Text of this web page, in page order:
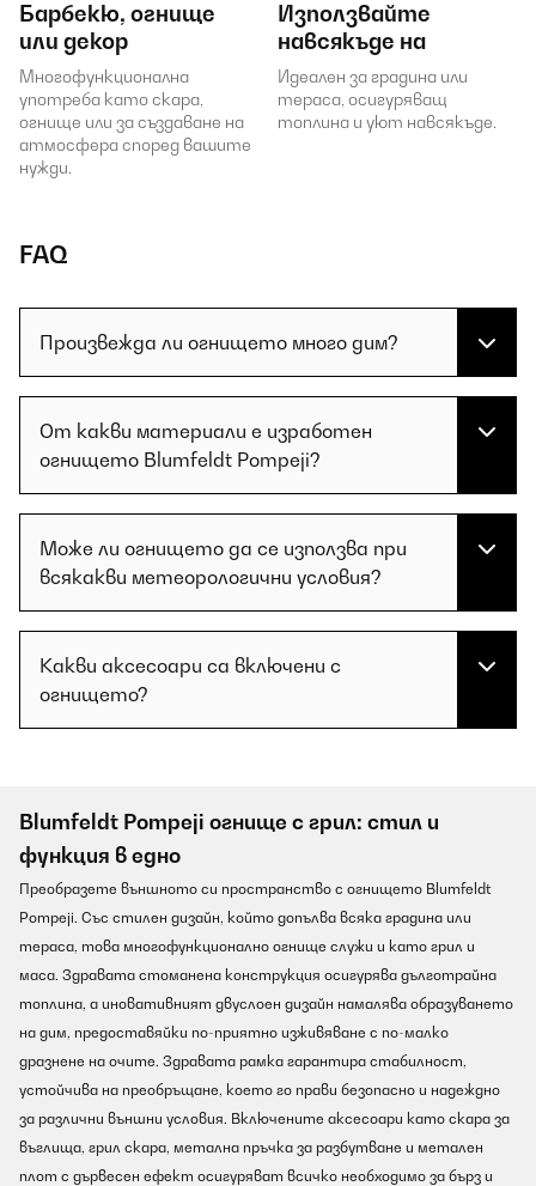
Барбекю, огнище
или декор
Многофункционална
употреба като скара,
огнище или за създаване на
атмосфера според вашите
нужди.
Използвайте
навсякъде на
Идеален за градина или
тераса, осигуряващ
топлина и уют навсякъде.
FAQ
Произвежда ли огнището много дим?
От какви материали е изработен
огнището Blumfeldt Pompeji?
Може ли огнището да се използва при
всякакви метеорологични условия?
Какви аксесоари са включени с
огнището?
Blumfeldt Pompeji огнище с грил: стил и
функция в едно
Преобразете външното си пространство с огнището Blumfeldt
Pompeji. Със стилен дизайн, който допълва всяка градина или
тераса, това многофункционално огнище служи и като грил и
маса. Здравата стоманена конструкция осигурява дълготрайна
топлина, а иновативният двуслоен дизайн намалява образуването
на дим, предоставяйки по-приятно изживяване с по-малко
дразнене на очите. Здравата рамка гарантира стабилност,
устойчива на преобръщане, което го прави безопасно и надеждно
за различни външни условия. Включените аксесоари като скара за
въглища, грил скара, метална пръчка за разбутване и метален
плот с дървесен ефект осигуряват всичко необходимо за бърз и